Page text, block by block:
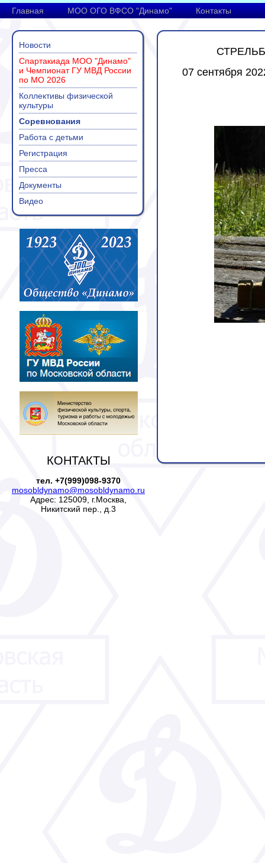
Главная МОО ОГО ВФСО "Динамо" Контакты
Новости
Спартакиада МОО "Динамо"
и Чемпионат ГУ МВД России
по МО 2026
Коллективы физической
культуры
Соревнования
Работа с детьми
Регистрация
Пресса
Документы
Видео
КОНТАКТЫ
тел. +7(999)098-9370
mosobldynamo@mosobldynamo.ru
Адрес: 125009, г.Москва,
Никитский пер., д.3
07 сентября